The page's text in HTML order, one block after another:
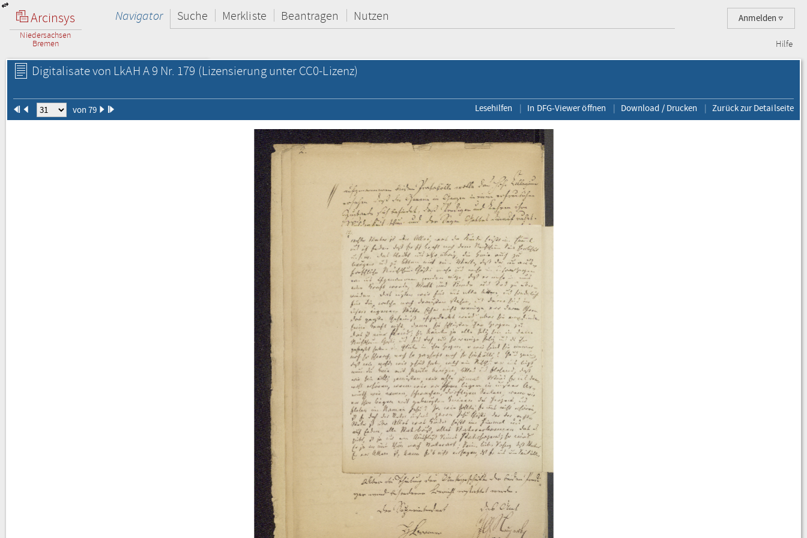
Arcinsys
Niedersachsen
Bremen
Anmelden
Navigator Suche Merkliste Beantragen Nutzen
Hilfe
Digitalisate von LkAH A 9 Nr. 179 (Lizensierung unter CC0-Lizenz)
von 79 Lesehilfen In DFG-Viewer öffnen Download / Drucken Zurück zur Detailseite